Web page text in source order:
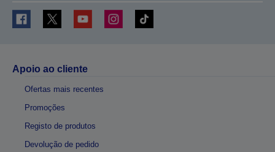
Apoio ao cliente
Ofertas mais recentes
Promoções
Registo de produtos
Devolução de pedido